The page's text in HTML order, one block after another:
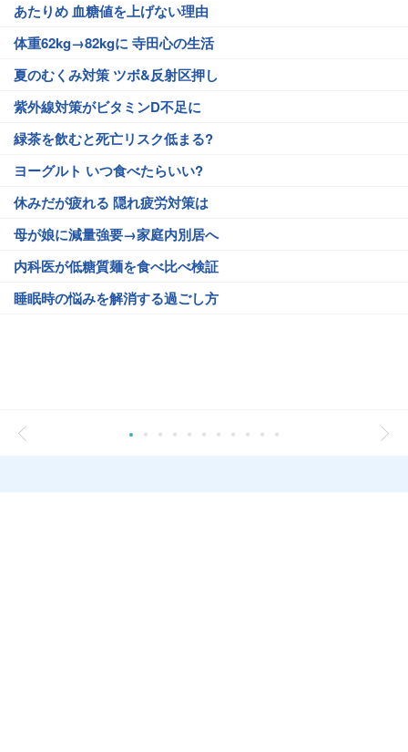
あたりめ 血糖値を上げない理由
体重62kg→82kgに 寺田心の生活
夏のむくみ対策 ツボ&反射区押し
紫外線対策がビタミンD不足に
緑茶を飲むと死亡リスク低まる?
ヨーグルト いつ食べたらいい?
休みだが疲れる 隠れ疲労対策は
母が娘に減量強要→家庭内別居へ
内科医が低糖質麺を食べ比べ検証
睡眠時の悩みを解消する過ごし方